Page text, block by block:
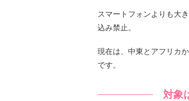
スマートフォンよりも大
込み禁止。
現在は、中東とアフリカ
です。
対象